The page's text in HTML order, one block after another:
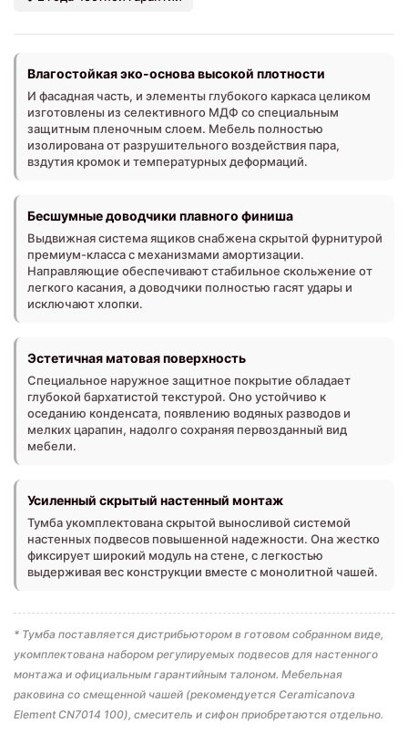
Влагостойкая эко-основа высокой плотности
И фасадная часть, и элементы глубокого каркаса целиком
изготовлены из селективного МДФ со специальным
защитным пленочным слоем. Мебель полностью
изолирована от разрушительного воздействия пара,
вздутия кромок и температурных деформаций.
Бесшумные доводчики плавного финиша
Выдвижная система ящиков снабжена скрытой фурнитурой
премиум-класса с механизмами амортизации.
Направляющие обеспечивают стабильное скольжение от
легкого касания, а доводчики полностью гасят удары и
исключают хлопки.
Эстетичная матовая поверхность
Специальное наружное защитное покрытие обладает
глубокой бархатистой текстурой. Оно устойчиво к
оседанию конденсата, появлению водяных разводов и
мелких царапин, надолго сохраняя первозданный вид
мебели.
Усиленный скрытый настенный монтаж
Тумба укомплектована скрытой выносливой системой
настенных подвесов повышенной надежности. Она жестко
фиксирует широкий модуль на стене, с легкостью
выдерживая вес конструкции вместе с монолитной чашей.
* Тумба поставляется дистрибьютором в готовом собранном виде,
укомплектована набором регулируемых подвесов для настенного
монтажа и официальным гарантийным талоном. Мебельная
раковина со смещенной чашей (рекомендуется Ceramicanova
Element CN7014 100), смеситель и сифон приобретаются отдельно.